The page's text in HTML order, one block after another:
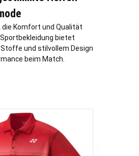
die Komfort und Qualität
bietet
und stilvollem Design
beim Match.